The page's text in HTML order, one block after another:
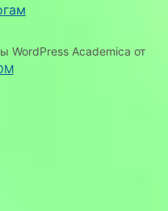
WordPress Academica от